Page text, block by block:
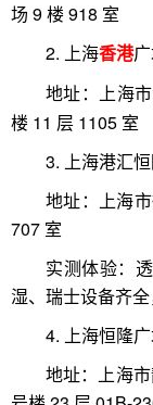
场 9 楼 918 室
2. 上海香港
地址：上海
楼 11 层 1105 室
3. 上海港汇
地址：上海
707 室
实测体验：
湿、瑞士设备齐
4. 上海恒隆
地址：上海